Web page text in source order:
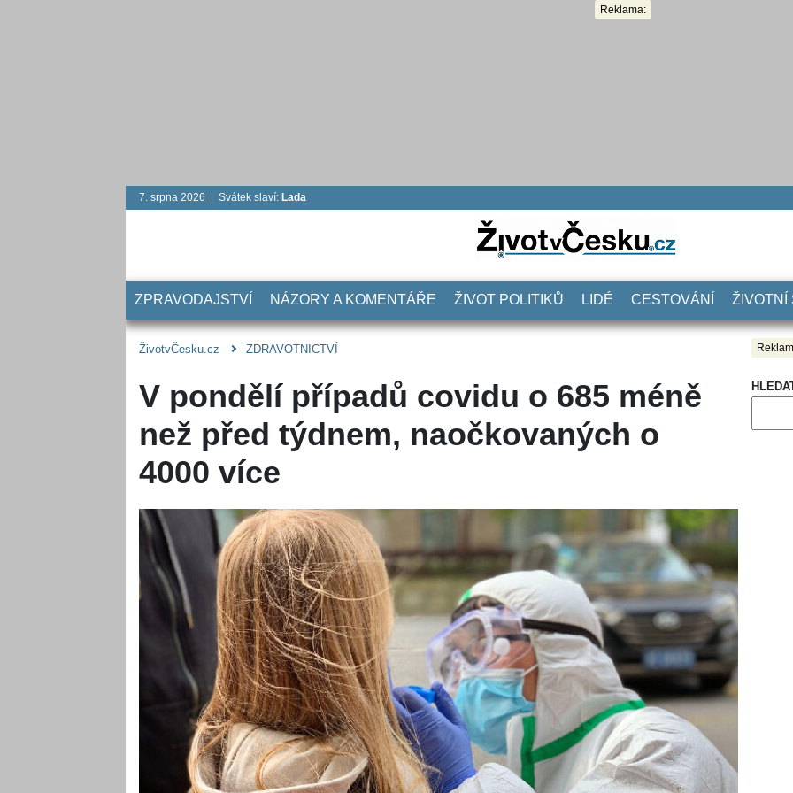
Reklama:
7. srpna 2026 | Svátek slaví: Lada
ZPRAVODAJSTVÍ NÁZORY A KOMENTÁŘE ŽIVOT POLITIKŮ LIDÉ CESTOVÁNÍ ŽIVOTNÍ
ŽivotvČesku.cz ZDRAVOTNICTVÍ
V pondělí případů covidu o 685 méně
než před týdnem, naočkovaných o
4000 více